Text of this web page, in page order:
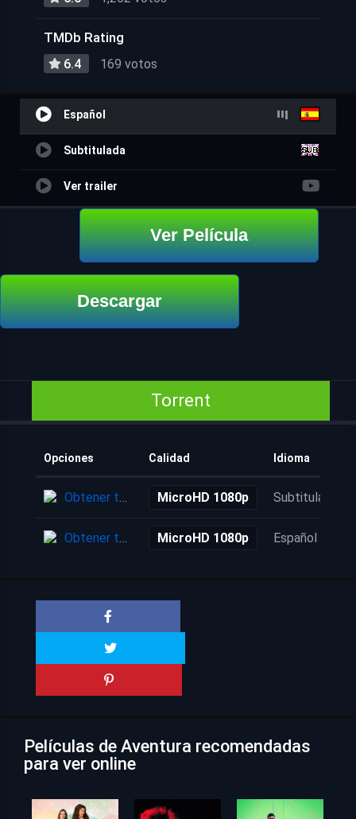
TMDb Rating
6.4 169 votos
Español
Subtitulada
Ver trailer
Ver Película
Descargar
Torrent
Opciones Calidad Idioma
Obtener torrent MicroHD 1080p Subtitulada
Obtener torrent MicroHD 1080p Español
Películas de Aventura recomendadas
para ver online